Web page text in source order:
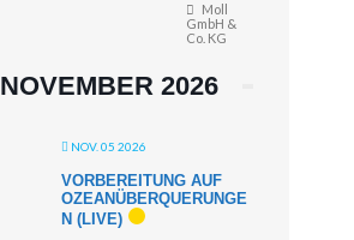
Moll
GmbH &
Co. KG
NOVEMBER 2026
NOV. 05 2026
VORBEREITUNG AUF
OZEANÜBERQUERUNGE
N (LIVE)